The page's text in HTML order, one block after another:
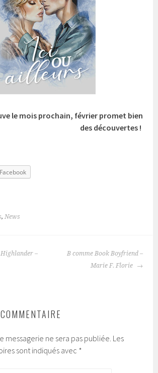
le mois prochain, février promet bien
des découvertes !
Facebook
,News
–
B comme Book Boyfriend –
Marie F. Florie
messagerie ne sera pas publiée. Les
sont indiqués avec *